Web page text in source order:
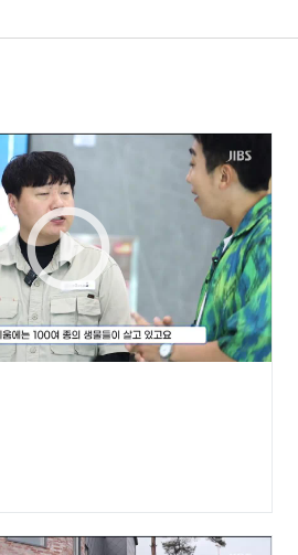
play_circle_outline